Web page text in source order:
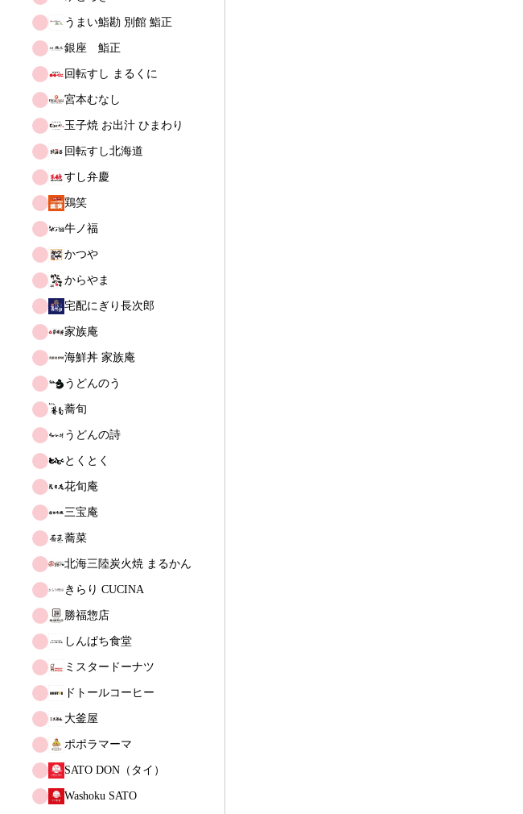
うまい鮨勘 別館 鮨正
銀座　鮨正
回転すし まるくに
宮本むなし
玉子焼 お出汁 ひまわり
回転すし北海道
すし弁慶
鶏笑
牛ノ福
かつや
からやま
宅配にぎり長次郎
家族庵
海鮮丼 家族庵
うどんのう
蕎旬
うどんの詩
とくとく
花旬庵
三宝庵
蕎菜
北海三陸炭火焼 まるかん
きらり CUCINA
勝福惣店
しんぱち食堂
ミスタードーナツ
ドトールコーヒー
大釜屋
ポポラマーマ
SATO DON（タイ）
Washoku SATO